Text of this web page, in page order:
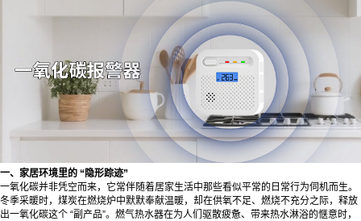
一、家居环境里的 “隐形踪迹”
一氧化碳并非凭空而来，它常伴随着居家生活中那些看似平常的日常行为伺机而生。
冬季采暖时，煤炭在燃烧炉中默默奉献温暖，却在供氧不足、燃烧不充分之际，释放
出一氧化碳这个 “副产品”。燃气热水器在为人们驱散疲惫、带来热水淋浴的惬意时，